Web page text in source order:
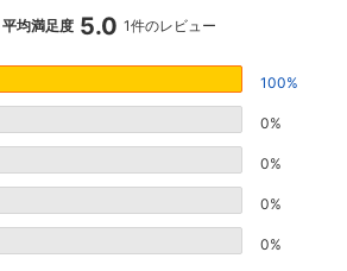
5
平均満足度 5.0 1件のレビュー
100%
0%
0%
0%
0%